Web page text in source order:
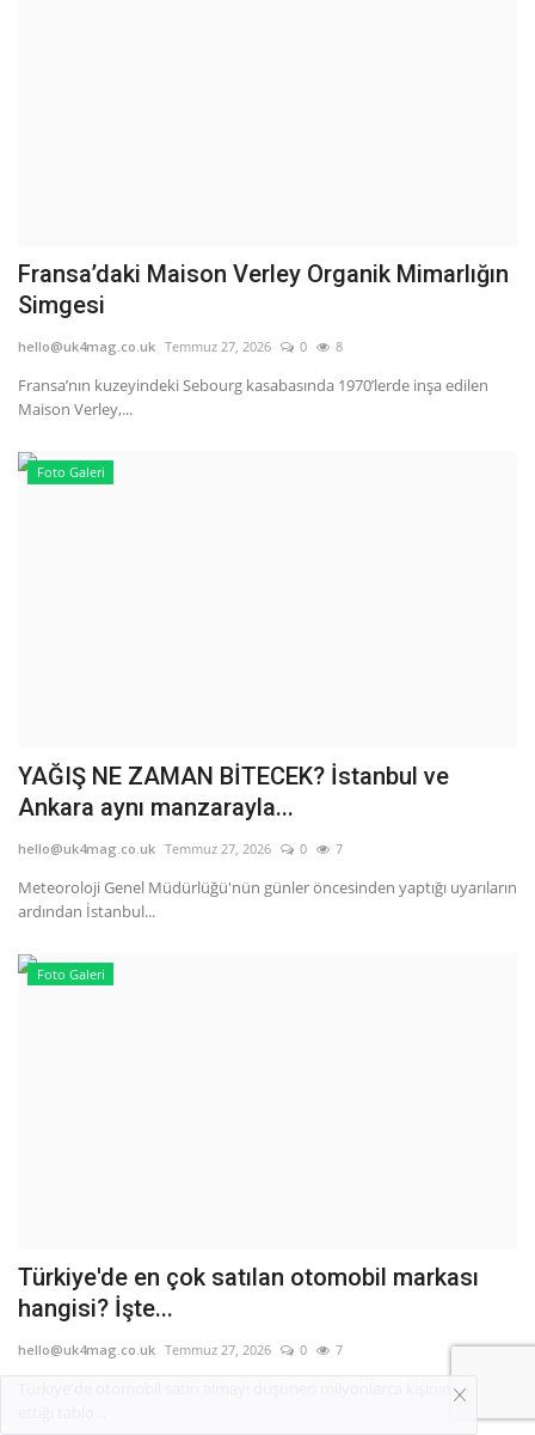
Fransa’daki Maison Verley Organik Mimarlığın
Simgesi
hello@uk4mag.co.uk Temmuz 27, 2026 0 8
Fransa’nın kuzeyindeki Sebourg kasabasında 1970’lerde inşa edilen
Maison Verley,...
Foto Galeri
YAĞIŞ NE ZAMAN BİTECEK? İstanbul ve
Ankara aynı manzarayla...
hello@uk4mag.co.uk Temmuz 27, 2026 0 7
Meteoroloji Genel Müdürlüğü'nün günler öncesinden yaptığı uyarıların
ardından İstanbul...
Foto Galeri
Türkiye'de en çok satılan otomobil markası
hangisi? İşte...
hello@uk4mag.co.uk Temmuz 27, 2026 0 7
Türkiye'de otomobil satın almayı düşünen milyonlarca kişinin merak